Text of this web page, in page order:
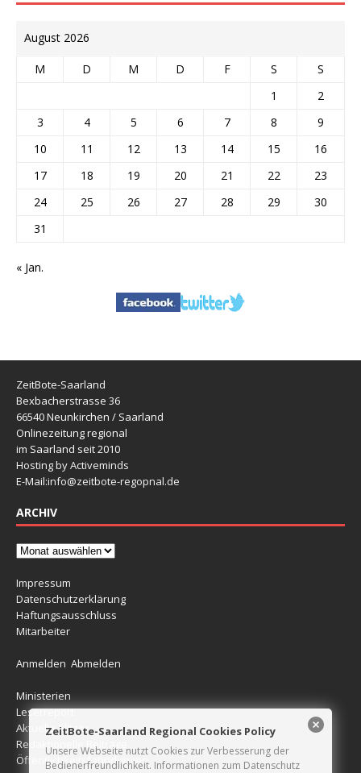
August 2026
M D M D F S
S
1
2
3
4 5 6 7 8
9
10
11 12 13 14 15
16
17
18 19 20 21 22
23
24
25 26 27 28 29
30
31
« Jan.
ZeitBote-Saarland
Bexbacherstrasse 36
66540 Neunkirchen / Saarland
Onlinezeitung regional
im Saarland seit 2010
Hosting by Activeminds
E-Mail:info@zeitbote-regopnal.de
ARCHIV
Impressum
Datenschutzerklärung
Haftungsausschluss
Mitarbeiter
Anmelden Abmelden
Ministerien
Leserreport
Aktuelle Blitzer
Redaktionelle Beiträge
Öffentlichkeitsfahndungen
ZeitBote-Saarland Regional Cookies Policy
Unsere Webseite nutzt Cookies zur Verbesserung der
Bedienerfreundlichkeit. Informationen zum Datenschutz